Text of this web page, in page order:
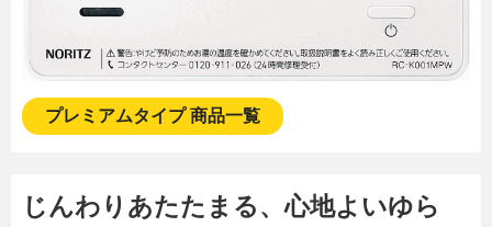
プレミアムタイプ 商品一覧
じんわりあたたまる、心地よいゆら